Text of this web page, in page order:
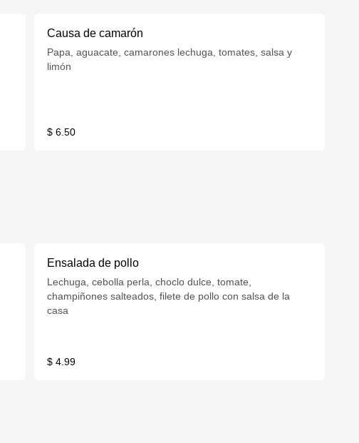
Causa de camarón
Papa, aguacate, camarones lechuga, tomates, salsa y
limón
$ 6.50
Ensalada de pollo
Lechuga, cebolla perla, choclo dulce, tomate,
champiñones salteados, filete de pollo con salsa de la
casa
$ 4.99